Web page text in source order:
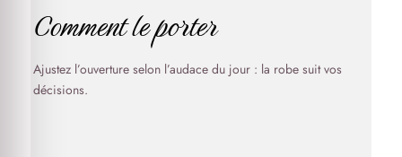
Comment le porter
Ajustez l’ouverture selon l’audace du jour : la robe suit vos
décisions.